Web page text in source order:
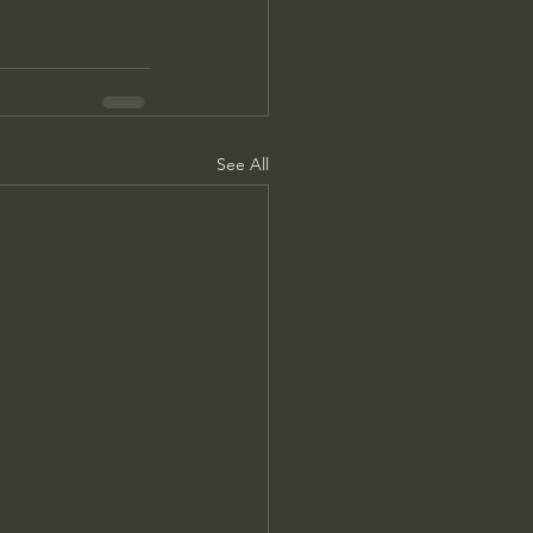
See All